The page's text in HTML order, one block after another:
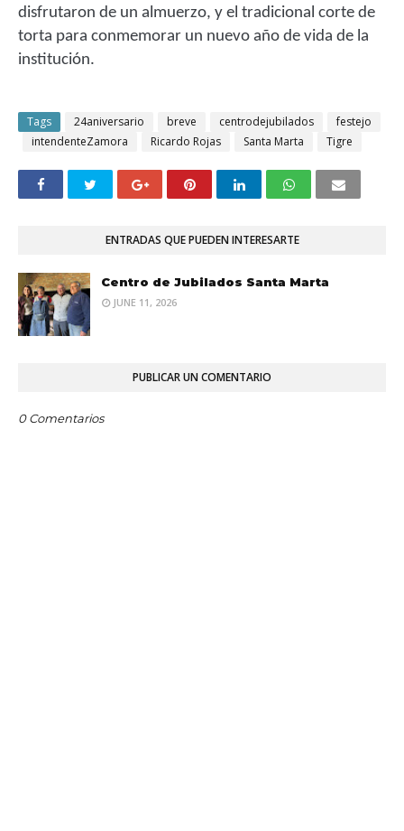
disfrutaron de un almuerzo, y el tradicional corte de
torta para conmemorar un nuevo año de vida de la
institución.
Tags 24aniversario breve centrodejubilados
festejo
intendenteZamora
Ricardo Rojas Santa Marta Tigre
ENTRADAS QUE PUEDEN INTERESARTE
Centro de Jubilados Santa Marta
JUNE 11, 2026
PUBLICAR UN COMENTARIO
0 Comentarios